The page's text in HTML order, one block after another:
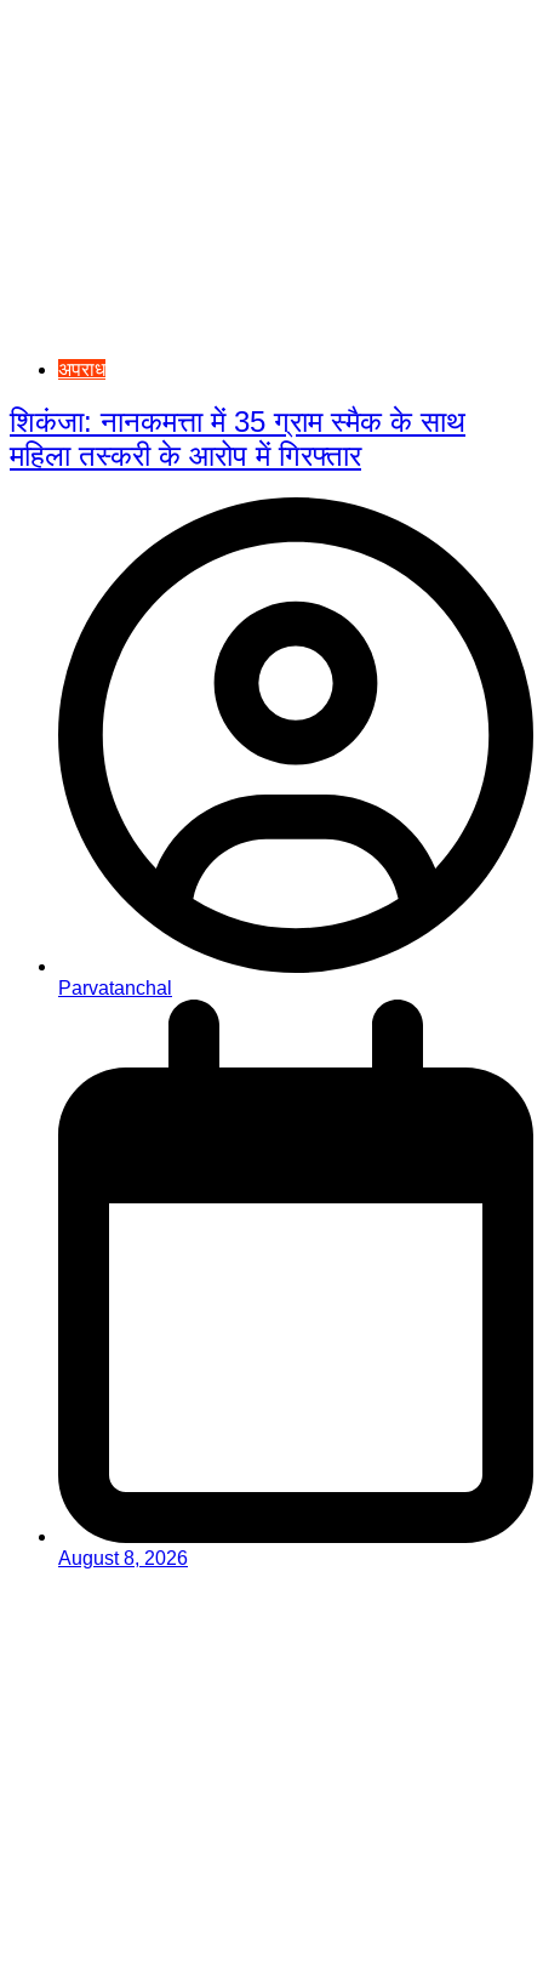
अपराध
शिकंजा: नानकमत्ता में 35 ग्राम स्मैक के साथ
महिला तस्करी के आरोप में गिरफ्तार
Parvatanchal
August 8, 2026